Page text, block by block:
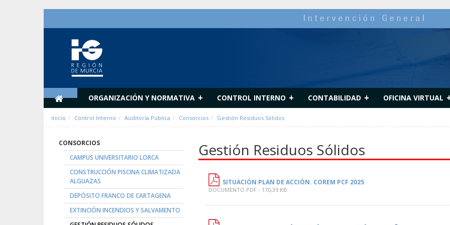
ORGANIZACIÓN Y NORMATIVA + CONTROL INTERNO + CONTABILIDAD + OFICINA VIRTUAL
Inicio Control Interno Auditoría Pública Consorcios Gestión Residuos Sólidos
CONSORCIOS
CAMPUS UNIVERSITARIO LORCA
CONSTRUCCIÓN PISCINA CLIMATIZADA
ALGUAZAS
DEPÓSITO FRANCO DE CARTAGENA
EXTINCIÓN INCENDIOS Y SALVAMENTO
Gestión Residuos Sólidos
SITUACIÓN PLAN DE ACCIÓN. COREM PCF 2025
DOCUMENTO PDF - 170,39 KB